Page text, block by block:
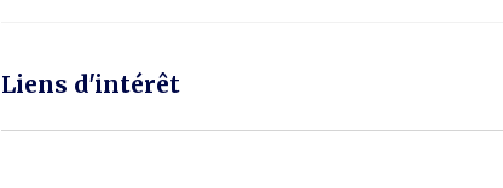
Liens d'intérêt